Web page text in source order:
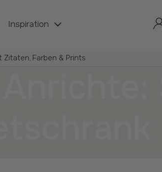
Inspiration
Farben & Prints